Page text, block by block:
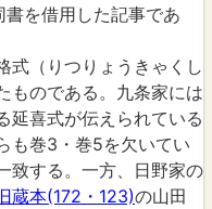
書を借用した記事であ
式（りつりょうきゃくし
ものである。九条家には
延喜式が伝えられている
も巻3・巻5を欠いてい
致する。一方、日野家の
蔵本(172・123)の山田